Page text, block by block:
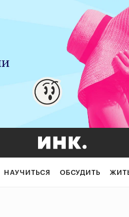
НАУЧИТЬСЯ ОБСУДИТЬ